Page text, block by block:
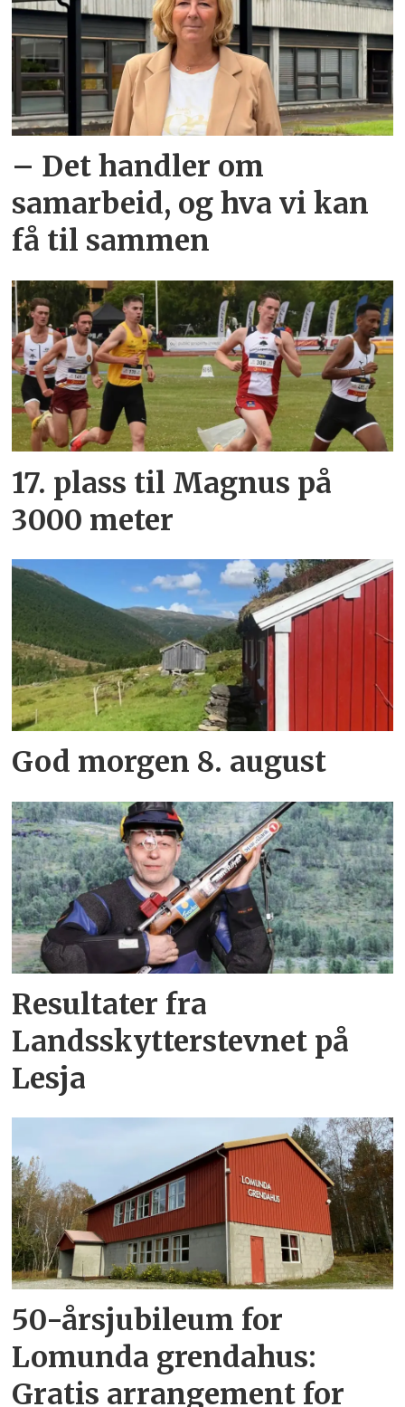
– Det handler om
samarbeid, og hva vi kan
få til sammen
17. plass til Magnus på
3000 meter
God morgen 8. august
Resultater fra
Landsskytterstevnet på
Lesja
50-årsjubileum for
Lomunda grendahus:
Gratis arrangement for